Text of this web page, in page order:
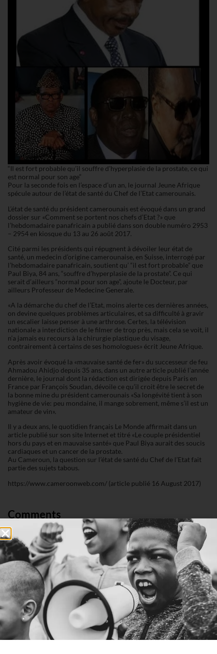
“Il est fort probable qu’il souffre d’hyperplasie de la prostate, ce qui
est normal pour son age”
Pour la seconde fois en l’espace d’un an, le journal Jeune Afrique
spécule autour de l’état de santé du Chef de l’Etat camerounais.
L’état de santé du président camerounais est évoqué dans un grand
dossier sur «Comment se portent nos chefs d’Etat ?» que
l’hebdomadaire panafricain a publié dans son double numéro 2953
– 2954 en kiosque du 13 au 26 août 2017.
Cité parmi les présidents qui répugnent à dévoiler leur état de
santé, un medecin d’origine camerounaise, en Suisse, interrogé par
l’hebdomadaire panafricain, soutient qu’ “il est fort probable” que
Paul Biya, 84 ans, “souffre d’hyperplasie de la prostate”. Ce qui
serait d’ailleurs “normal pour son age”, ajoute le Docteur, par
ailleurs Professeur de Medecine Generale.
«A la démarche du chef de l’Etat, moins alerte ces dernières années,
on devine quelques problèmes articulaires, et sa difficulté à gravir
un escalier laisse penser à une arthrose. Certes, la télévision
nationale a interdiction de le filmer de trop près, mais cela se voit, il
n’a jamais eu recours à la chirurgie plastique du visage,
contrairement à certains de ses homologues» écrit Jeune Afrique.
Après avoir évoqué la «mauvaise santé de fer» du successeur de feu
Ahmadou Ahidjo depuis 35 ans, dans un autre article publié l’année
dernière, le journal dont la rédaction est dirigée depuis Paris en
France par François Soudan, dévoile ce qu’il croit être le secret de
la bonne mine du président camerounais «Sa longévité tient à son
hygiène de vie: peu mondaine, il mange sobrement, même s’il est un
amateur de vin».
Il y a deux ans, le quotidien français Le Monde affirmait dans un
article publié sur son site Internet et titré «Le couple présidentiel
hors du pays et en mauvaise santé» que Paul Biya aurait des soucis
cardiaques et un cancer de la prostate.
Au Cameroun, la question sur l’état de santé du Chef de l’Etat fait
partie des sujets tabous.
https://www.cameroonweb.com/ (article publié 16 August 2017)
Comments
Connexion